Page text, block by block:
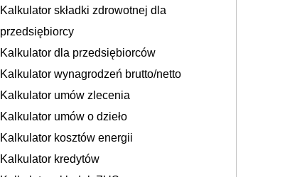
Kalkulator składki zdrowotnej dla
przedsiębiorcy
Kalkulator dla przedsiębiorców
Kalkulator wynagrodzeń brutto/netto
Kalkulator umów zlecenia
Kalkulator umów o dzieło
Kalkulator kosztów energii
Kalkulator kredytów